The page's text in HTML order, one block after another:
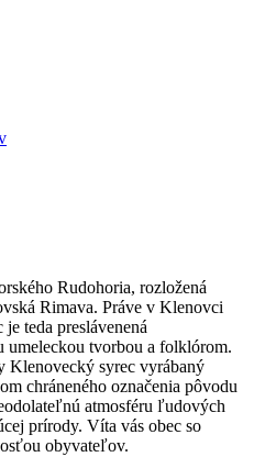
Rudohoria, rozložená
Rimava. Práve v Klenovci
teda preslávenená
tvorbou a folklórom.
Klenovecký syrec vyrábaný
chráneného označenia pôvodu
atmosféru ľudových
prírody. Víta vás obec so
obyvateľov.